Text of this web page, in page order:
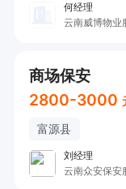
何经理
云南威博物业
商场保安
2800-3000
富源县
刘经理
云南众安保安